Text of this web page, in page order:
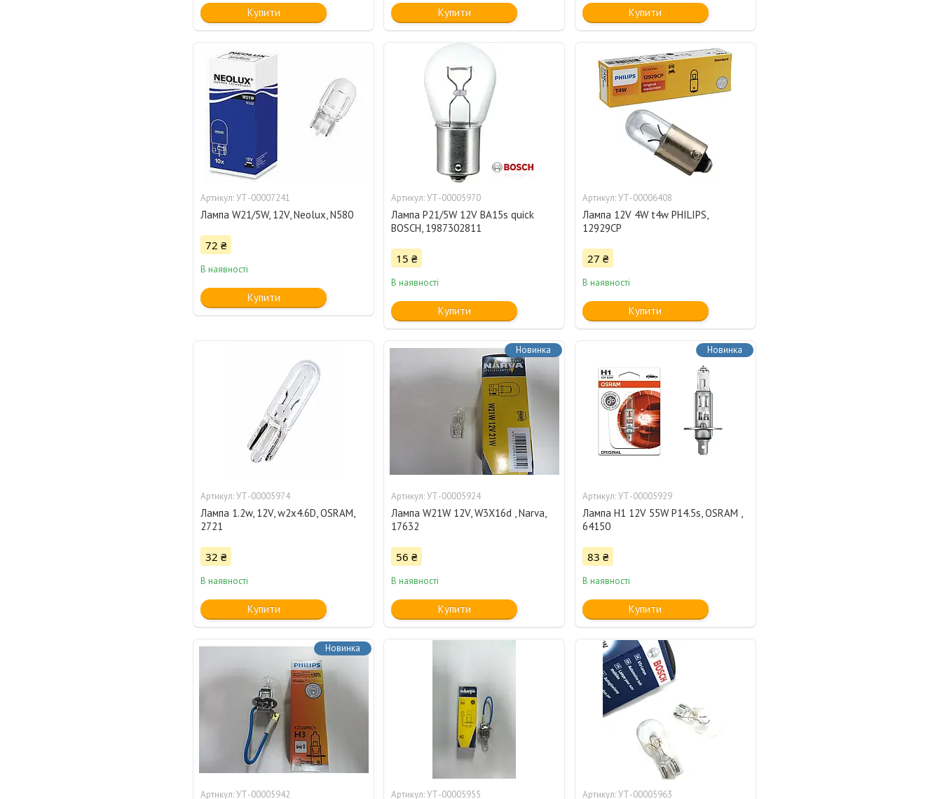
Купити Купити Купити
УТ-00007241
Лампа W21/5W, 12V, Neolux, N580
72 ₴
В наявності
Купити
УТ-00005970
Лампа P21/5W 12V BA15s quick
BOSCH, 1987302811
15 ₴
В наявності
Купити
УТ-00006408
Лампа 12V 4W t4w PHILIPS,
12929CP
27 ₴
В наявності
Купити
УТ-00005974
Лампа 1.2w, 12V, w2x4.6D, OSRAM,
2721
32 ₴
В наявності
Купити
Новинка
УТ-00005924
Лампа W21W 12V, W3X16d , Narva,
17632
56 ₴
В наявності
Купити
Новинка
УТ-00005929
Лампа H1 12V 55W P14.5s, OSRAM ,
64150
83 ₴
В наявності
Купити
Новинка
УТ-00005942 УТ-00005955 УТ-00005963